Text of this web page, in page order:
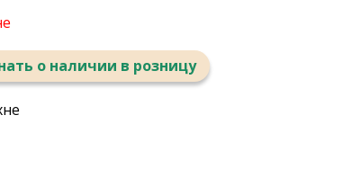
о наличии в розницу